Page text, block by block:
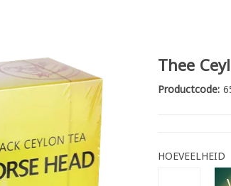
Thee
Productcode:
HOEVEELHEID